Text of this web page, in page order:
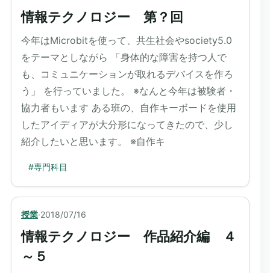
情報テクノロジー 第？回
今年はMicrobitを使って、共生社会やsociety5.0
をテーマとしながら 「身体的な障害を持つ人で
も、コミュニケーションが取れるデバイスを作ろ
う」 を行っていました。 ※なんと今年は被験者・
協力者もいます ある班の、自作キーボードを使用
したアイディアが大分形になってきたので、少し
紹介したいと思います。 ※自作キ
#専門科目
授業·2018/07/16
情報テクノロジー 作品紹介編 ４
～５